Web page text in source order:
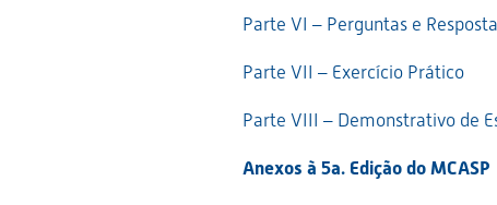
Parte VI – Perguntas e
Parte VII – Exercício Prático
Parte VIII – Demonstrativo de
Anexos à 5a. Edição do MCASP